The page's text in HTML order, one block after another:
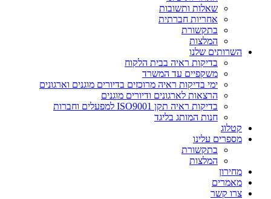
שאלות ותשובות
אחריות חברתית
בתקשורת
המלצות
השרותים שלנו
בדיקות ראיה בבית הלקוח
משקפיים עד המשרד
ימי בדיקות ראיה מרוכזים בדיורים מוגנים וארגונים
הרצאות לארגונים ודיורים מוגנים
בדיקות ראיה תקן ISO9001 למפעלים וחברות
חנות המותג בליגד
קטלוג
מספרים עלינו
בתקשורת
המלצות
מחירון
מאמרים
צרו קשר